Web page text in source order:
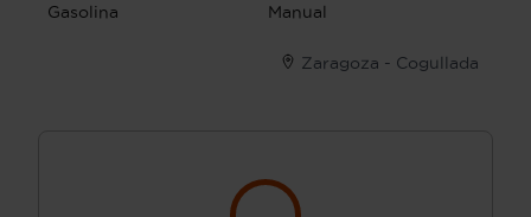
Gasolina
Manual
Zaragoza - Cogullada